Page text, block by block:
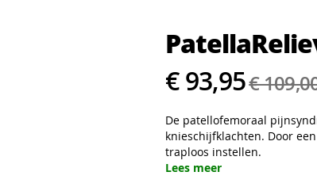
€ 93,95€
De patellofemoraal
knieschijfklachten. Door
traploos instellen.
Lees meer